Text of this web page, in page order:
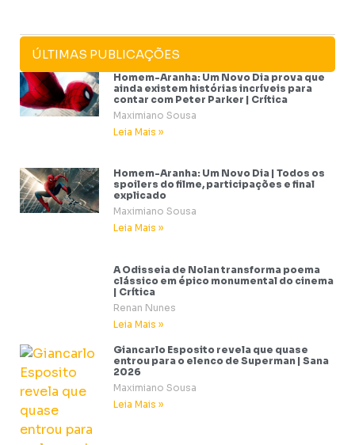
ÚLTIMAS PUBLICAÇÕES
Homem-Aranha: Um Novo Dia prova que
ainda existem histórias incríveis para
contar com Peter Parker | Crítica
Maximiano Sousa
Leia Mais »
Homem-Aranha: Um Novo Dia | Todos os
spoilers do filme, participações e final
explicado
Maximiano Sousa
Leia Mais »
A Odisseia de Nolan transforma poema
clássico em épico monumental do cinema
| Crítica
Renan Nunes
Leia Mais »
Giancarlo Esposito revela que quase
entrou para o elenco de Superman | Sana
2026
Maximiano Sousa
Leia Mais »